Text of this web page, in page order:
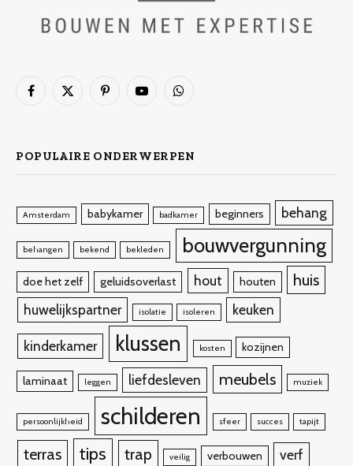
Facebook
X
PinterestYouTubeWhatsApp
POPULAIRE ONDERWERPEN
Amsterdam babykamer badkamer beginners behang
behangen bekend bekleden bouwvergunning
doe het zelf geluidsoverlast hout houten huis
huwelijkspartner isolatie isoleren keuken
kinderkamer klussen kosten kozijnen
laminaat leggen liefdesleven meubels muziek
persoonlijkheid schilderen sfeer succes tapijt
terras tips trap veilig verbouwen verf